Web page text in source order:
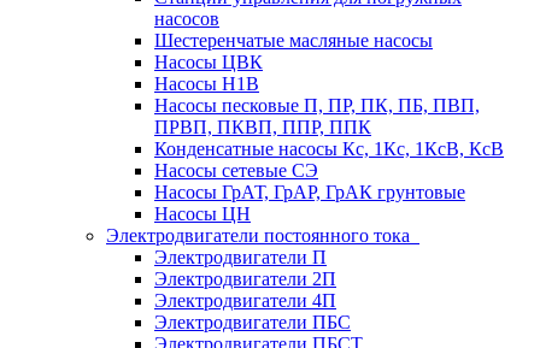
насосов
Шестеренчатые масляные насосы
Насосы ЦВК
Насосы Н1В
Насосы песковые П, ПР, ПК, ПБ, ПВП,
ПРВП, ПКВП, ППР, ППК
Конденсатные насосы Кс, 1Кс, 1КсВ, КсВ
Насосы сетевые СЭ
Насосы ГрАТ, ГрАР, ГрАК грунтовые
Насосы ЦН
Электродвигатели постоянного тока
Электродвигатели П
Электродвигатели 2П
Электродвигатели 4П
Электродвигатели ПБС
Электродвигатели ПБСТ